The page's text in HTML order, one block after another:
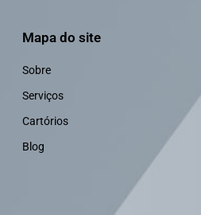
Mapa do site
Sobre
Serviços
Cartórios
Blog